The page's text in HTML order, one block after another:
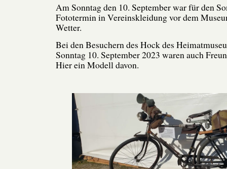
Am Sonntag den 10. September war für den
Fototermin in Vereinskleidung vor dem
Wetter.
Bei den Besuchern des Hock des
Sonntag 10. September 2023 waren auch
Hier ein Modell davon.